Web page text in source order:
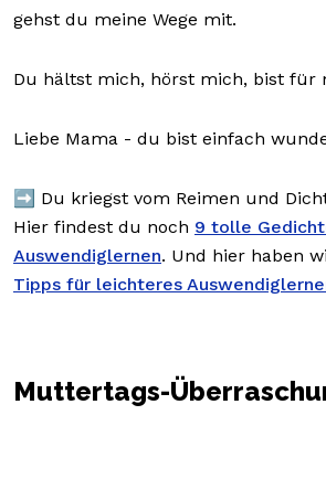
gehst du meine Wege mit.
Du hältst mich, hörst mich, bist für
Liebe Mama - du bist einfach
➡️ Du kriegst vom Reimen und
Hier findest du noch 9 tolle
Auswendiglernen. Und hier haben
Tipps für leichteres
Muttertags-